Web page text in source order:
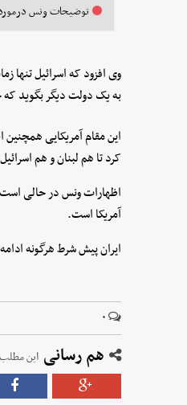
توضیحات ونس درمورد
وی افزود که اسرائیل
به یک دولت دیگر بگوید که
این مقام آمریکایی
کرد تا هم لبنان و هم
اظهارات ونس در حالی است
آمریکا است.
ایران پیش شرط هرگونه
۰
هم رسانی این